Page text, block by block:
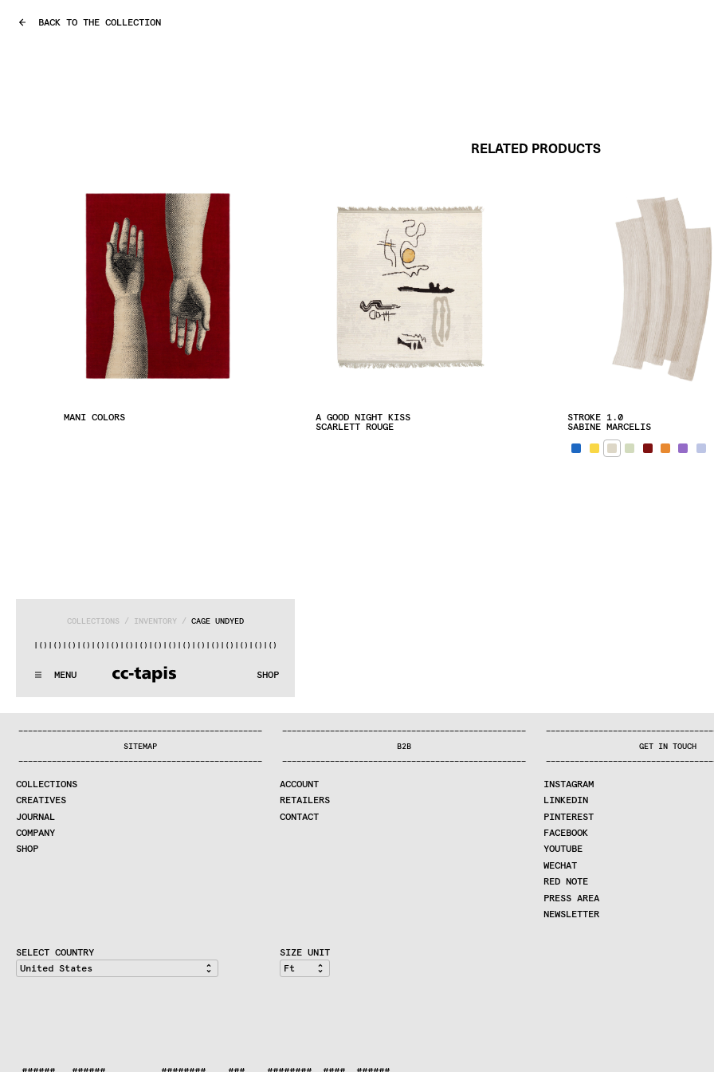
MENU SHOP
COLLECTIONS / INVENTORY / CAGE UNDYED
()|() |() |() |() |() |() |() |() |() |() |() |() |() |() |() |() |
^:..:^:. .:^:. .:^:..:^:..:^:..:^:. .:^:..:
WE MAKE RUGS
COMPANY
CONTRACT DIVISION
SHOP
BACK TO THE COLLECTION
RELATED PRODUCTS
MANI COLORS
A GOOD NIGHT KISS
SCARLETT ROUGE
STROKE 1.0
SABINE MARCELIS
———————————————————————————————————————————————————
SITEMAP
———————————————————————————————————————————————————
COLLECTIONS
CREATIVES
JOURNAL
COMPANY
SHOP
———————————————————————————————————————————————————
B2B
———————————————————————————————————————————————————
ACCOUNT
RETAILERS
CONTACT
———————————————————————————————————
GET IN TOUCH
———————————————————————————————————
INSTAGRAM
LINKEDIN
PINTEREST
FACEBOOK
YOUTUBE
WECHAT
RED NOTE
PRESS AREA
NEWSLETTER
SELECT COUNTRY SIZE UNIT